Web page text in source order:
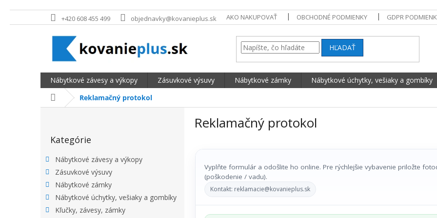
Prejsť na obsah +420 608 455 499 objednavky@kovanieplus.sk AKO NAKUPOVAŤ OBCHODNÉ PODMIENKY GDPR
HĽADAŤ
Nábytkové závesy a výkopy Zásuvkové výsuvy Nábytkové zámky Nábytkové úchytky, vešiaky a gombíky
DomovReklamačný protokol
BOČNÝ PANEL
Kategórie
Nábytkové závesy a výkopy
Zásuvkové výsuvy
Nábytkové zámky
Nábytkové úchytky, vešiaky a gombíky
Kľučky, závesy, zámky
Reklamačný protokol
Vyplňte formulár a odošlite ho online. Pre rýchlejšie vybavenie priložte
(poškodenie / vadu).
Kontakt: reklamacie@kovanieplus.sk